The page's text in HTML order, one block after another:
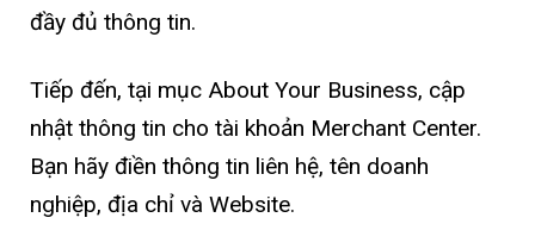
đầy đủ thông tin.
Tiếp đến, tại mục About Your Business, cập
nhật thông tin cho tài khoản Merchant Center.
Bạn hãy điền thông tin liên hệ, tên doanh
nghiệp, địa chỉ và Website.